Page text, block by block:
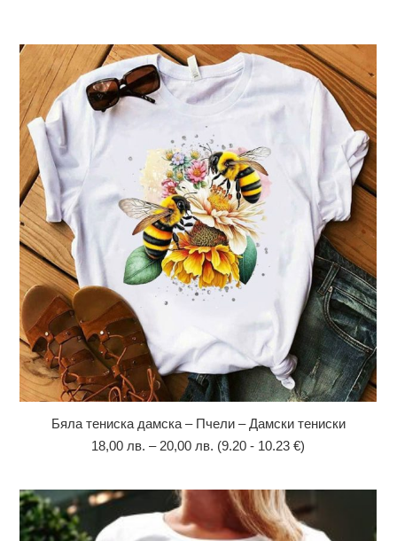
Бяла тениска дамска – Пчели – Дамски тениски
18,00 лв. – 20,00 лв. (9.20 - 10.23 €)